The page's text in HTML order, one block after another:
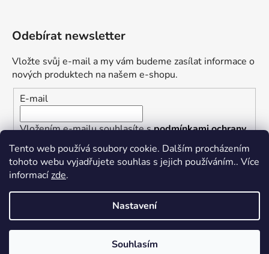
Tento web používá soubory cookie. Dalším procházením
tohoto webu vyjadřujete souhlas s jejich používáním.. Více
informacízde.
Nastavení
Souhlasím
Odebírat newsletter
Vložte svůj e-mail a my vám budeme zasílat informace o
nových produktech na našem e-shopu.
E-mail
Vložením e-mailu souhlasíte spodmínkami ochrany
osobních údajů
PŘIHLÁSIT SE
Vytvořil Shoptet
Železářství U Rotta